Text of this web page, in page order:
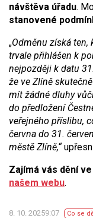
návštěva úřadu.
stanovené
„Odměnu získá ten,
trvale přihlášen k
nejpozději k datu
že ve Zlíně
mít žádné dluhy
do předložení
veřejného příslibu,
června do 31.
městě Zlíně,“
Zajímá vás dění
našem webu.
8. 10. 20259:07 Co se